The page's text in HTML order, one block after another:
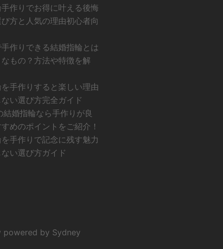
作りでお得に叶える後悔
び方と人気の理由初心者向
作りできる結婚指輪とは
もの？方法や特徴を解
手作りすると楽しい理由
ない選び方完全ガイド
結婚指輪なら手作りが良
めのポイントをご紹介！
手作りで記念に残す魅力
い選び方ガイド
powered by Sydney